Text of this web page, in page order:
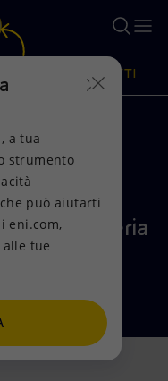
di intelligenza
PRODOTTI
per
Raffineria
a tua
strumento
può aiutarti
eni.com,
tue